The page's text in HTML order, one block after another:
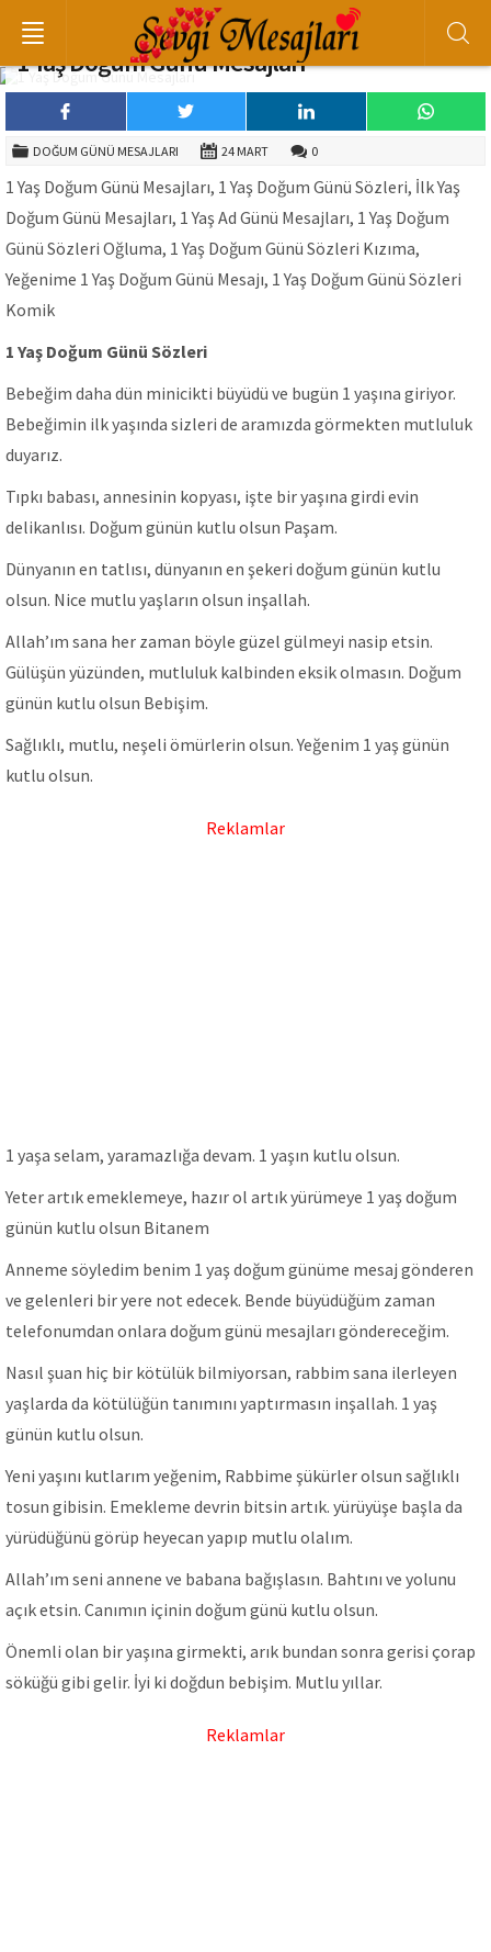
1 Yaş Doğum Günü Mesajları
DOĞUM GÜNÜ MESAJLARI 24 MART 0
1 Yaş Doğum Günü Mesajları, 1 Yaş Doğum Günü Sözleri, İlk Yaş
Doğum Günü Mesajları, 1 Yaş Ad Günü Mesajları, 1 Yaş Doğum
Günü Sözleri Oğluma, 1 Yaş Doğum Günü Sözleri Kızıma,
Yeğenime 1 Yaş Doğum Günü Mesajı, 1 Yaş Doğum Günü Sözleri
Komik
1 Yaş Doğum Günü Sözleri
Bebeğim daha dün minicikti büyüdü ve bugün 1 yaşına giriyor.
Bebeğimin ilk yaşında sizleri de aramızda görmekten mutluluk
duyarız.
Tıpkı babası, annesinin kopyası, işte bir yaşına girdi evin
delikanlısı. Doğum günün kutlu olsun Paşam.
Dünyanın en tatlısı, dünyanın en şekeri doğum günün kutlu
olsun. Nice mutlu yaşların olsun inşallah.
Allah’ım sana her zaman böyle güzel gülmeyi nasip etsin.
Gülüşün yüzünden, mutluluk kalbinden eksik olmasın. Doğum
günün kutlu olsun Bebişim.
Sağlıklı, mutlu, neşeli ömürlerin olsun. Yeğenim 1 yaş günün
kutlu olsun.
Reklamlar
1 yaşa selam, yaramazlığa devam. 1 yaşın kutlu olsun.
Yeter artık emeklemeye, hazır ol artık yürümeye 1 yaş doğum
günün kutlu olsun Bitanem
Anneme söyledim benim 1 yaş doğum günüme mesaj gönderen
ve gelenleri bir yere not edecek. Bende büyüdüğüm zaman
telefonumdan onlara doğum günü mesajları göndereceğim.
Nasıl şuan hiç bir kötülük bilmiyorsan, rabbim sana ilerleyen
yaşlarda da kötülüğün tanımını yaptırmasın inşallah. 1 yaş
günün kutlu olsun.
Yeni yaşını kutlarım yeğenim, Rabbime şükürler olsun sağlıklı
tosun gibisin. Emekleme devrin bitsin artık. yürüyüşe başla da
yürüdüğünü görüp heyecan yapıp mutlu olalım.
Allah’ım seni annene ve babana bağışlasın. Bahtını ve yolunu
açık etsin. Canımın içinin doğum günü kutlu olsun.
Önemli olan bir yaşına girmekti, arık bundan sonra gerisi çorap
söküğü gibi gelir. İyi ki doğdun bebişim. Mutlu yıllar.
Reklamlar